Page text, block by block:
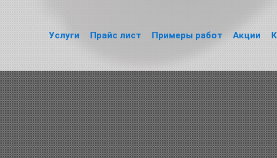
Услуги Прайс лист Примеры работ Акции